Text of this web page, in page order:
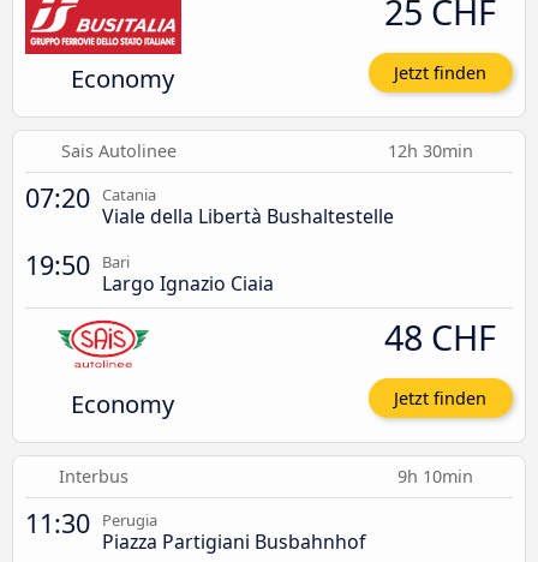
Economy
25 CHF
Jetzt finden
Sais Autolinee 12h 30min
07:20 Catania
Viale della Libertà Bushaltestelle
19:50 Bari
Largo Ignazio Ciaia
Economy
48 CHF
Jetzt finden
Interbus 9h 10min
11:30 Perugia
Piazza Partigiani Busbahnhof